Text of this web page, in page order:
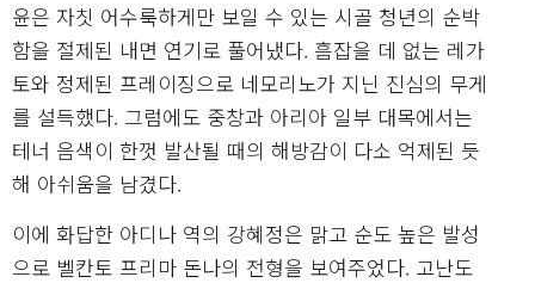
윤은 자칫 어수룩하게만 보일 수 있는 시골 청년의 순박
함을 절제된 내면 연기로 풀어냈다. 흠잡을 데 없는 레가
토와 정제된 프레이징으로 네모리노가 지닌 진심의 무게
를 설득했다. 그럼에도 중창과 아리아 일부 대목에서는
테너 음색이 한껏 발산될 때의 해방감이 다소 억제된 듯
해 아쉬움을 남겼다.
이에 화답한 아디나 역의 강혜정은 맑고 순도 높은 발성
으로 벨칸토 프리마 돈나의 전형을 보여주었다. 고난도